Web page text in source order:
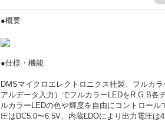
●概要
●仕様・機能
DMSマイクロエレクトロニクス社製、フルカ
アルデータ入力）でフルカラーLEDをR.G.B各
ルカラーLEDの色や輝度を自由にコントロー
圧はDC5.0〜6.5V、内蔵LDOにより出力電圧